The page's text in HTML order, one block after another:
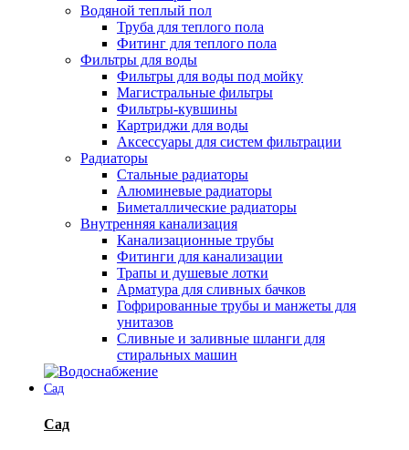
Водяной теплый пол
Труба для теплого пола
Фитинг для теплого пола
Фильтры для воды
Фильтры для воды под мойку
Магистральные фильтры
Фильтры-кувшины
Картриджи для воды
Аксессуары для систем фильтрации
Радиаторы
Стальные радиаторы
Алюминевые радиаторы
Биметаллические радиаторы
Внутренняя канализация
Канализационные трубы
Фитинги для канализации
Трапы и душевые лотки
Арматура для сливных бачков
Гофрированные трубы и манжеты для
унитазов
Сливные и заливные шланги для
стиральных машин
Сад
Сад